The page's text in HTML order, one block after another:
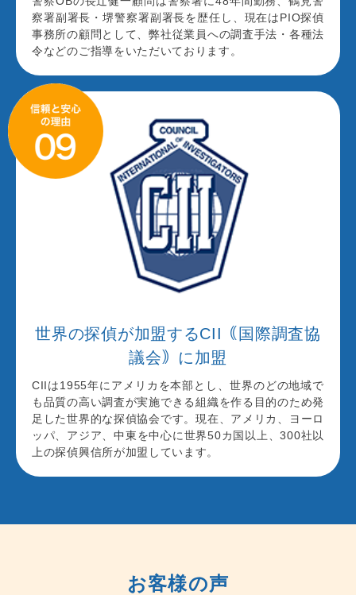
察署副署長・堺警察署副署長を歴任し、現在はPIO探偵
事務所の顧問として、弊社従業員への調査手法・各種法
令などのご指導をいただいております。
世界の探偵が加盟するCII｟国際調査協
議会｠に加盟
CIIは1955年にアメリカを本部とし、世界のどの地域で
も品質の高い調査が実施できる組織を作る目的のため発
足した世界的な探偵協会です。現在、アメリカ、ヨーロ
ッパ、アジア、中東を中心に世界50カ国以上、300社以
上の探偵興信所が加盟しています。
お客様の声